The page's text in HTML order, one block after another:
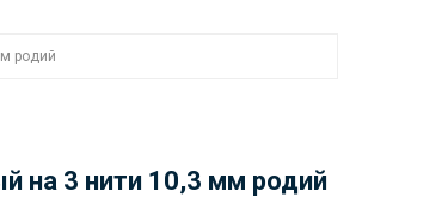
родий
на 3 нити 10,3 мм родий